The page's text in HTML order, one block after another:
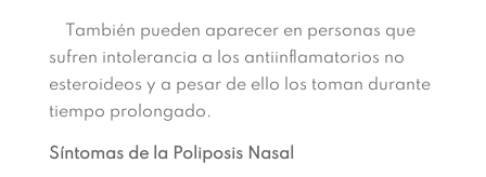
También pueden aparecer en personas que
sufren intolerancia a los antiinflamatorios no
esteroideos y a pesar de ello los toman durante
tiempo prolongado.
Síntomas de la Poliposis Nasal